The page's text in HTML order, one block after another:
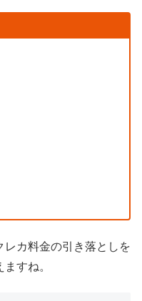
カ料金の引き落としを
すね。